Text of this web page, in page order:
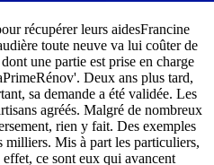
récupérer leurs aidesFrancine
toute neuve va lui coûter de
une partie est prise en charge
Deux ans plus tard,
sa demande a été validée. Les
agréés. Malgré de nombreux
rien y fait. Des exemples
milliers. Mis à part les particuliers,
ce sont eux qui avancent